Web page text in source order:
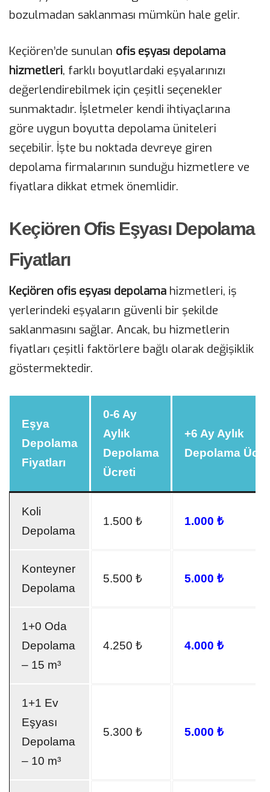
bozulmadan saklanması mümkün hale gelir.
Keçiören’de sunulan ofis eşyası depolama
hizmetleri, farklı boyutlardaki eşyalarınızı
değerlendirebilmek için çeşitli seçenekler
sunmaktadır. İşletmeler kendi ihtiyaçlarına
göre uygun boyutta depolama üniteleri
seçebilir. İşte bu noktada devreye giren
depolama firmalarının sunduğu hizmetlere ve
fiyatlara dikkat etmek önemlidir.
Keçiören Ofis Eşyası Depolama
Fiyatları
Keçiören ofis eşyası depolama hizmetleri, iş
yerlerindeki eşyaların güvenli bir şekilde
saklanmasını sağlar. Ancak, bu hizmetlerin
fiyatları çeşitli faktörlere bağlı olarak değişiklik
göstermektedir.
Eşya
Depolama
Fiyatları
0-6 Ay
Aylık
Depolama
Ücreti
+6 Ay Aylık
Depolama
Koli
Depolama
1.500 ₺ 1.000 ₺
Konteyner
Depolama
5.500 ₺ 5.000 ₺
1+0 Oda
Depolama
– 15 m³
4.250 ₺ 4.000 ₺
1+1 Ev
Eşyası
Depolama
– 10 m³
5.300 ₺ 5.000 ₺